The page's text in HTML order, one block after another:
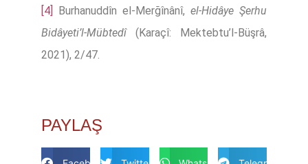
[4] Burhanuddîn el-Merğînânî, el-Hidâye Şerhu
Bidâyeti’l-Mübtedî(Karaçî: Mektebtu’l-Büşrâ,
2021), 2/47.
PAYLAŞ